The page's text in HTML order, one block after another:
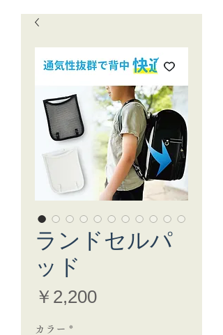
ランドセルパ
ッド
￥2,200価
カラー *